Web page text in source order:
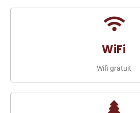
WiFi
Wifi gratuit